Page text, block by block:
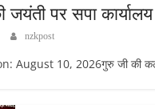
पर सपा
nzkpost
August 10, 2026गुरु जी की कलम से